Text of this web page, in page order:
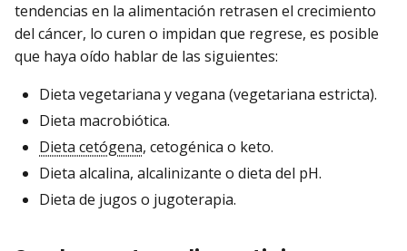
tendencias en la alimentación retrasen el crecimiento
del cáncer, lo curen o impidan que regrese, es posible
que haya oído hablar de las siguientes:
Dieta vegetariana y vegana (vegetariana estricta).
Dieta macrobiótica.
Dieta cetógena, cetogénica o keto.
Dieta alcalina, alcalinizante o dieta del pH.
Dieta de jugos o jugoterapia.